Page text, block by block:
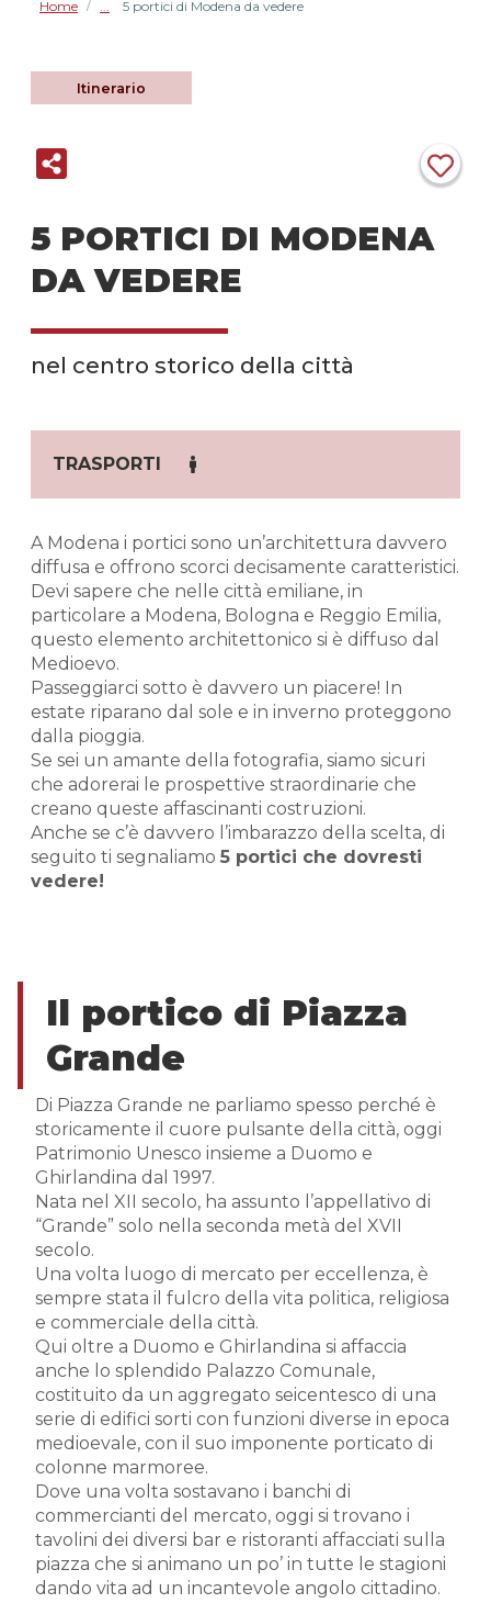
Home / 5 portici di Modena da vedere
Itinerario
5 PORTICI DI MODENA
DA VEDERE
nel centro storico della città
TRASPORTI
A Modena i portici sono un’architettura davvero
diffusa e offrono scorci decisamente caratteristici.
Devi sapere che nelle città emiliane, in
particolare a Modena, Bologna e Reggio Emilia,
questo elemento architettonico si è diffuso dal
Medioevo.
Passeggiarci sotto è davvero un piacere! In
estate riparano dal sole e in inverno proteggono
dalla pioggia.
Se sei un amante della fotografia, siamo sicuri
che adorerai le prospettive straordinarie che
creano queste affascinanti costruzioni.
Anche se c’è davvero l’imbarazzo della scelta, di
seguito ti segnaliamo 5 portici che dovresti
vedere!
Il portico di Piazza
Grande
Di Piazza Grande ne parliamo spesso perché è
storicamente il cuore pulsante della città, oggi
Patrimonio Unesco insieme a Duomo e
Ghirlandina dal 1997.
Nata nel XII secolo, ha assunto l’appellativo di
“Grande” solo nella seconda metà del XVII
secolo.
Una volta luogo di mercato per eccellenza, è
sempre stata il fulcro della vita politica, religiosa
e commerciale della città.
Qui oltre a Duomo e Ghirlandina si affaccia
anche lo splendido Palazzo Comunale,
costituito da un aggregato seicentesco di una
serie di edifici sorti con funzioni diverse in epoca
medioevale, con il suo imponente porticato di
colonne marmoree.
Dove una volta sostavano i banchi di
commercianti del mercato, oggi si trovano i
tavolini dei diversi bar e ristoranti affacciati sulla
piazza che si animano un po’ in tutte le stagioni
dando vita ad un incantevole angolo cittadino.